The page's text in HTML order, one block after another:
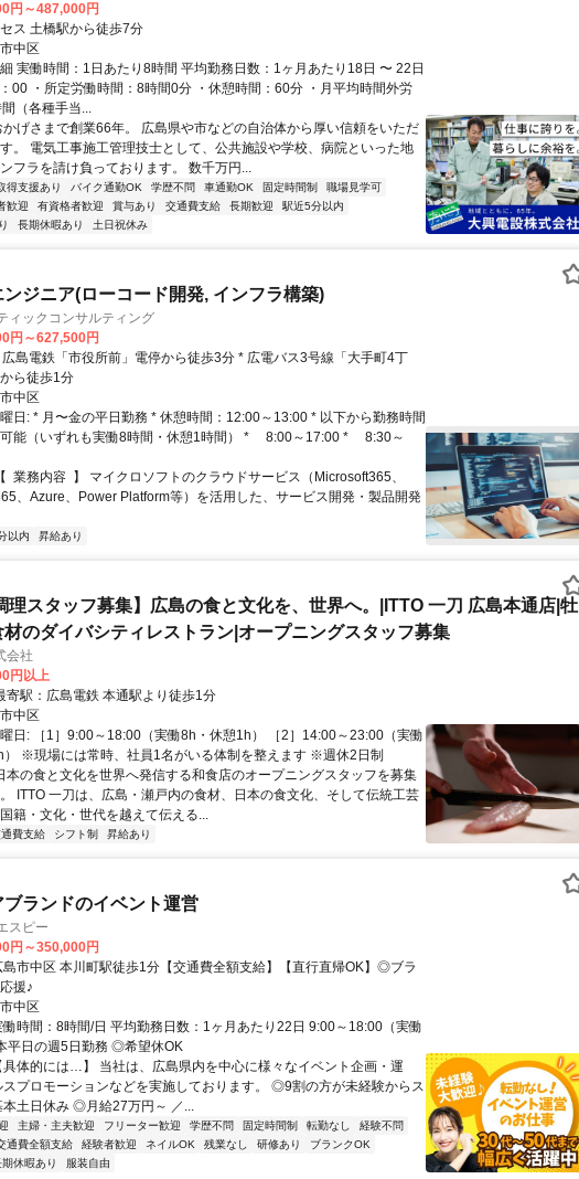
円～487,000円
ス 土橋駅から徒歩7分
中区
実働時間：1日あたり8時間 平均勤務日数：1ヶ月あたり18日 〜 22日
00 ・所定労働時間：8時間0分 ・休憩時間：60分 ・月平均時間外労
（各種手当...
げさまで創業66年。 広島県や市などの自治体から厚い信頼をいただ
。 電気工事施工管理技士として、公共施設や学校、病院といった地
フラを請け負っております。 数千万円...
得支援あり バイク通勤OK 学歴不問 車通勤OK 固定時間制
職場見学可
歓迎 有資格者歓迎 賞与あり 交通費支給 長期歓迎
駅近5分以内
長期休暇あり 土日祝休み
ンジニア(ローコード開発, インフラ構築)
ィックコンサルティング
円～627,500円
ら徒歩1分
中区
日: * 月〜金の平日勤務 * 休憩時間：12:00～13:00 * 以下から勤務時間
可能（いずれも実働8時間・休憩1時間） * 8:00～17:00 * 8:30～
業務内容 】 マイクロソフトのクラウドサービス（Microsoft365、
、Azure、Power Platform等）を活用した、サービス開発・製品開発
以内 昇給あり
理スタッフ募集】広島の食と文化を、世界へ。|ITTO 一刀 広島本通店|牡
のダイバシティレストラン|オープニングスタッフ募集
会社
円以上
クセス: 最寄駅：広島電鉄 本通駅より徒歩1分
中区
日: ［1］9:00～18:00（実働8h・休憩1h） ［2］14:00～23:00（実働
） ※現場には常時、社員1名がいる体制を整えます ※週休2日制
本の食と文化を世界へ発信する和食店のオープニングスタッフを募集
ITTO 一刀は、広島・瀬戸内の食材、日本の食文化、そして伝統工芸
籍・文化・世代を越えて伝える...
費支給 シフト制 昇給あり
ブランドのイベント運営
スピー
円～350,000円
島市中区 本川町駅徒歩1分【交通費全額支給】【直行直帰OK】◎ブラ
援♪
中区
働時間：8時間/日 平均勤務日数：1ヶ月あたり22日 9:00～18:00（実働
平日の週5日勤務 ◎希望休OK
具体的には…】 当社は、広島県内を中心に様々なイベント企画・運
スプロモーションなどを実施しております。 ◎9割の方が未経験からス
土日休み ◎月給27万円～ ／...
主婦・主夫歓迎 フリーター歓迎 学歴不問 固定時間制 転勤なし
経験不問
通費全額支給 経験者歓迎 ネイルOK 残業なし 研修あり
ブランクOK
期休暇あり 服装自由